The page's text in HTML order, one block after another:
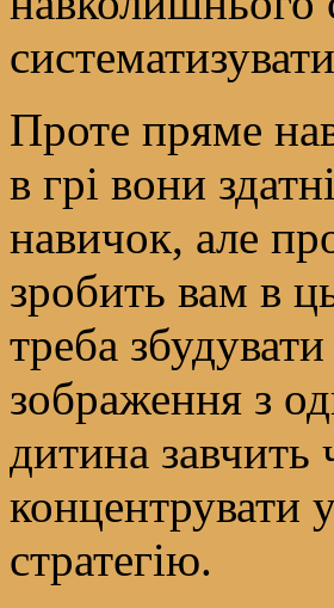
Проте пряме
в грі вони
навичок, але
зробить вам в
треба
зображення з
дитина завчить
концентрувати
стратегію.